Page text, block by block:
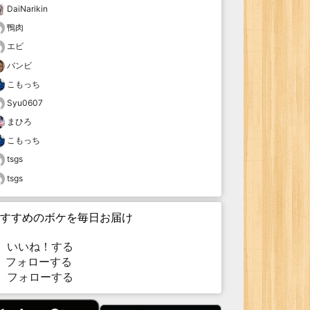
DaiNarikin
鴨肉
エビ
バンビ
こもっち
Syu0607
まひろ
こもっち
tsgs
tsgs
すめのボケを毎日お届け
いいね！する
ォローする
フォローする